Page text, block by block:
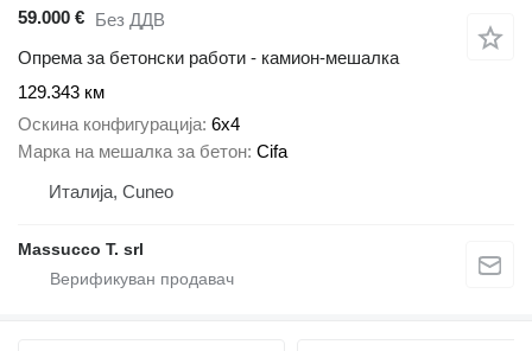
59.000 € Без ДДВ
Опрема за бетонски работи - камион-мешалка
129.343 км
Оскина конфигурација 6x4
Марка на мешалка за бетон Cifa
Италија, Cuneo
Massucco T. srl